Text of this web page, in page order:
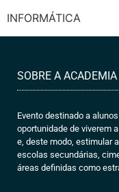
INFORMÁTICA
SOBRE A ACADEMIA
Evento destinado a
oportunidade de viverem
e, deste modo, estimular
escolas secundárias,
áreas definidas como